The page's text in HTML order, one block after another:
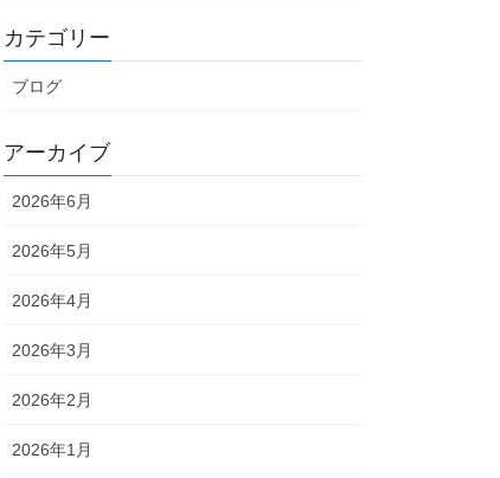
カテゴリー
ブログ
アーカイブ
2026年6月
2026年5月
2026年4月
2026年3月
2026年2月
2026年1月